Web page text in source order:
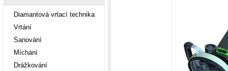
Diamantová vrtací technika
Vrtání
Sanování
Míchání
Drážkování